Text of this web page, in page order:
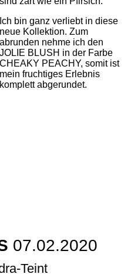
Ich bin ganz verliebt in diese
neue Kollektion. Zum
abrunden nehme ich den
JOLIE BLUSH in der Farbe
CHEAKY PEACHY, somit ist
mein fruchtiges Erlebnis
komplett abgerundet.
07.02.2020
Teint